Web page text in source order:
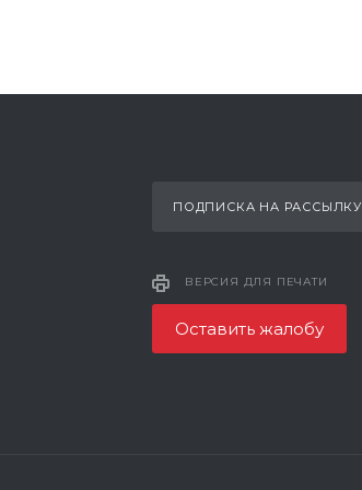
ПОДПИСКА НА РАССЫЛКУ
ВЕРСИЯ ДЛЯ ПЕЧАТИ
Оставить жалобу